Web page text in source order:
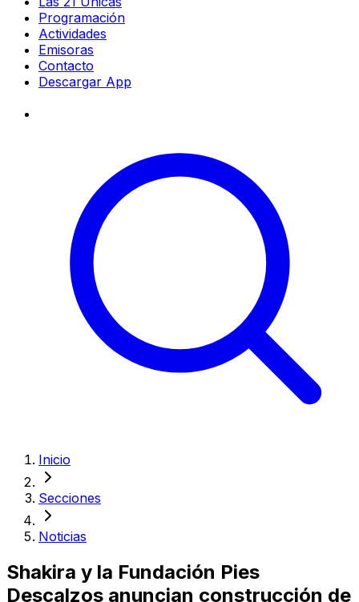
Programación
Actividades
Emisoras
Contacto
Descargar App
Inicio
Secciones
Noticias
Shakira y la Fundación Pies
Descalzos anuncian construcción de